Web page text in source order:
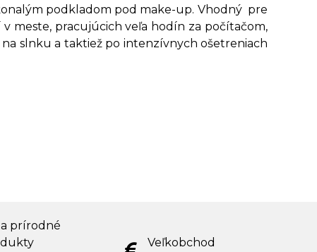
podkladom pod make-up. Vhodný pre
meste, pracujúcich veľa hodín za počítačom,
slnku a taktiež po intenzívnych ošetreniach
a prírodné
Veľkobchod